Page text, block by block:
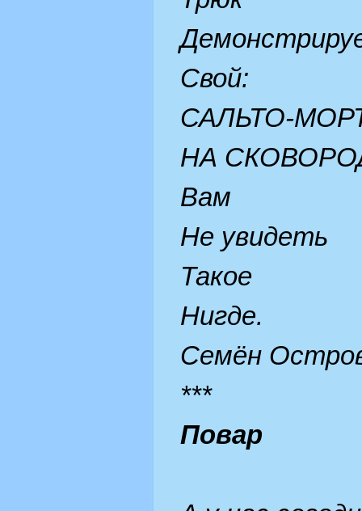
Свой:
САЛЬТО-
НА
Вам
Не увидеть
Такое
Нигде.
Семён
***
Повар